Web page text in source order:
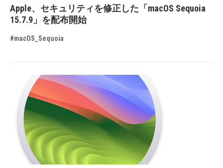
Apple、セキュリティを修正した「macOS Sequoia
15.7.9」を配布開始
#macOS_Sequoia